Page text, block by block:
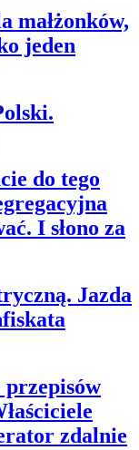
małżonków,
jeden
do tego
I słono za
Jazda
przepisów
zdalnie